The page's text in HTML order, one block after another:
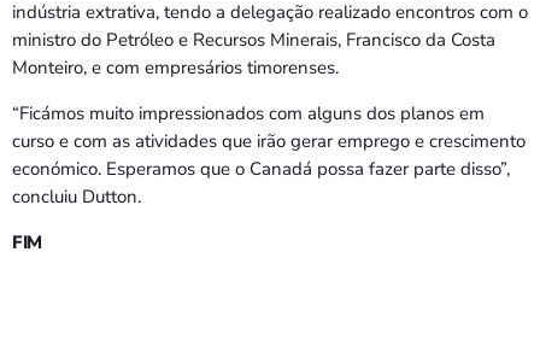
indústria extrativa, tendo a delegação realizado encontros com o
ministro do Petróleo e Recursos Minerais, Francisco da Costa
Monteiro, e com empresários timorenses.
“Ficámos muito impressionados com alguns dos planos em
curso e com as atividades que irão gerar emprego e crescimento
económico. Esperamos que o Canadá possa fazer parte disso”,
concluiu Dutton.
FIM